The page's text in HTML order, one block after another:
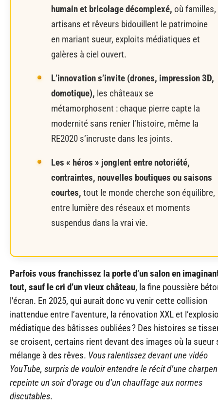
humain et bricolage décomplexé, où familles,
artisans et rêveurs bidouillent le patrimoine
en mariant sueur, exploits médiatiques et
galères à ciel ouvert.
L’innovation s’invite (drones, impression 3D,
domotique), les châteaux se
métamorphosent : chaque pierre capte la
modernité sans renier l’histoire, même la
RE2020 s’incruste dans les joints.
Les « héros » jonglent entre notoriété,
contraintes, nouvelles boutiques ou saisons
courtes, tout le monde cherche son équilibre,
entre lumière des réseaux et moments
suspendus dans la vrai vie.
Parfois vous franchissez la porte d’un salon en
tout, sauf le cri d’un vieux château, la fine poussière
l’écran. En 2025, qui aurait donc vu venir cette collision
inattendue entre l’aventure, la rénovation XXL et
médiatique des bâtisses oubliées ? Des histoires se
se croisent, certains rient devant des images où la sueur
mélange à des rêves. Vous ralentissez devant une vidéo
YouTube, surpris de vouloir entendre le récit d’une
repeinte un soir d’orage ou d’un chauffage aux normes
discutables.